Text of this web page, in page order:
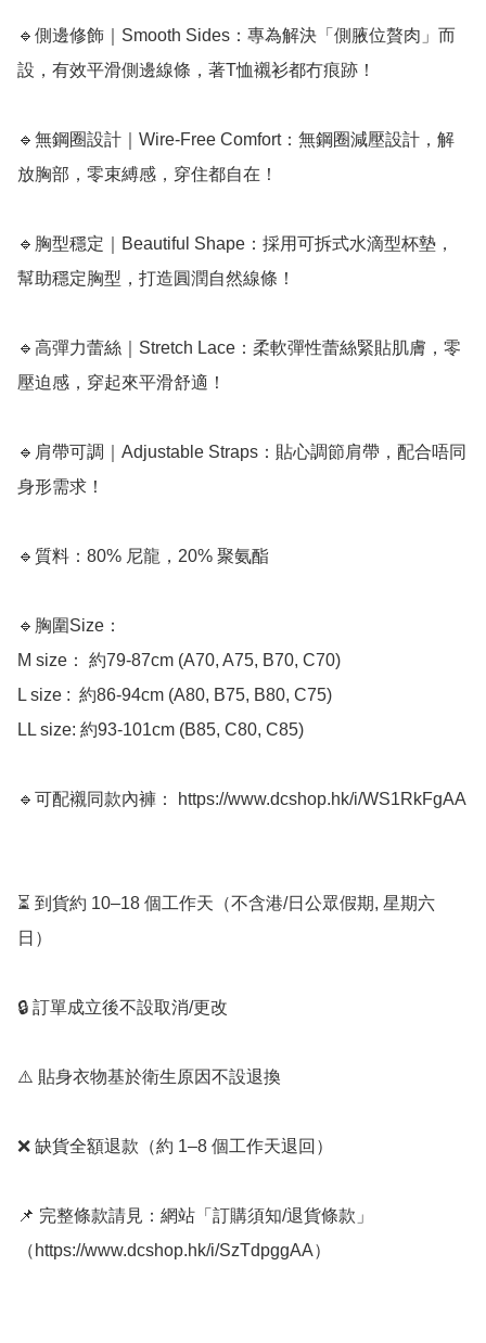
🔹側邊修飾｜Smooth Sides：專為解決「側腋位贅肉」而
設，有效平滑側邊線條，著T恤襯衫都冇痕跡！
🔹無鋼圈設計｜Wire-Free Comfort：無鋼圈減壓設計，解
放胸部，零束縛感，穿住都自在！
🔹胸型穩定｜Beautiful Shape：採用可拆式水滴型杯墊，
幫助穩定胸型，打造圓潤自然線條！
🔹高彈力蕾絲｜Stretch Lace：柔軟彈性蕾絲緊貼肌膚，零
壓迫感，穿起來平滑舒適！
🔹肩帶可調｜Adjustable Straps：貼心調節肩帶，配合唔同
身形需求！
🔹質料：80% 尼龍，20% 聚氨酯
🔹胸圍Size：
M size： 約79-87cm (A70, A75, B70, C70)
L size :  約86-94cm (A80, B75, B80, C75)
LL size: 約93-101cm (B85, C80, C85)
🔹可配襯同款內褲： https://www.dcshop.hk/i/WS1RkFgAA
⏳ 到貨約 10–18 個工作天（不含港/日公眾假期, 星期六
日）
🔒 訂單成立後不設取消/更改
⚠️ 貼身衣物基於衛生原因不設退換
❌ 缺貨全額退款（約 1–8 個工作天退回）
📌 完整條款請見：網站「訂購須知/退貨條款」
（https://www.dcshop.hk/i/SzTdpggAA）